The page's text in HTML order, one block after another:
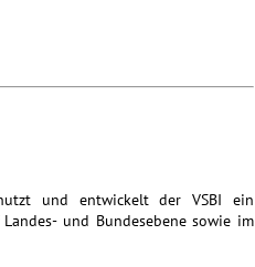
und entwickelt der VSBI ein
und Bundesebene sowie im